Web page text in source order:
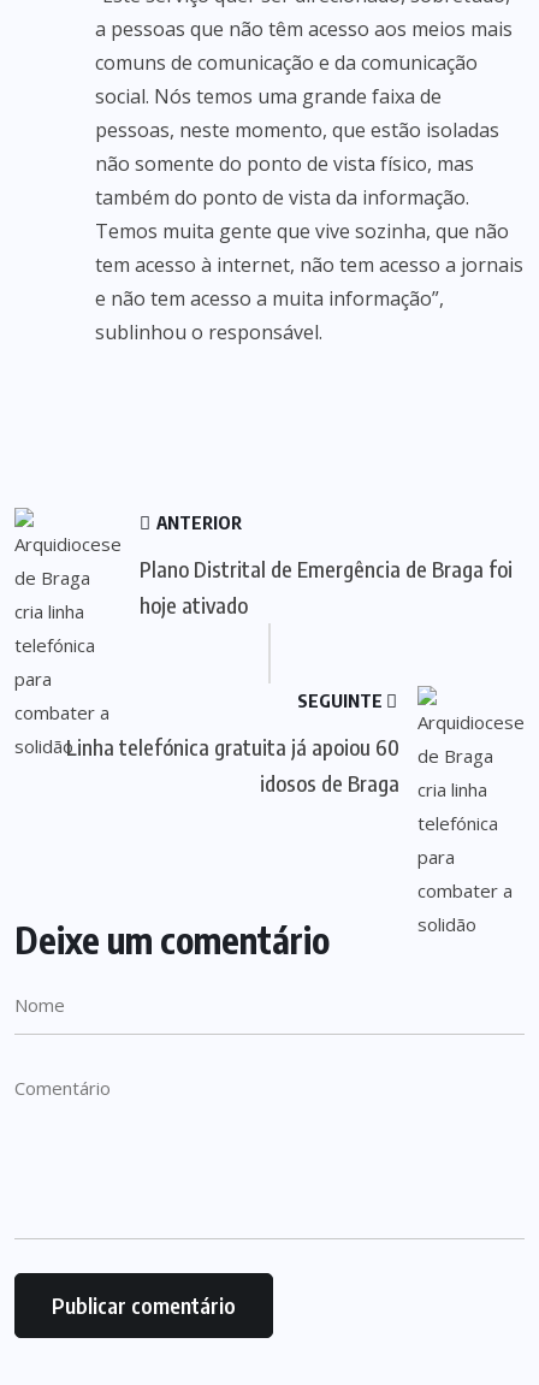
a pessoas que não têm acesso aos meios mais
comuns de comunicação e da comunicação
social. Nós temos uma grande faixa de
pessoas, neste momento, que estão isoladas
não somente do ponto de vista físico, mas
também do ponto de vista da informação.
Temos muita gente que vive sozinha, que não
tem acesso à internet, não tem acesso a jornais
e não tem acesso a muita informação”,
sublinhou o responsável.
ANTERIOR
Plano Distrital de Emergência de Braga foi
hoje ativado
SEGUINTE
Linha telefónica gratuita já apoiou 60
idosos de Braga
Deixe um comentário